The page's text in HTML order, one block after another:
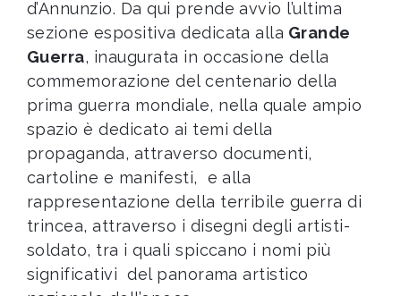
d’Annunzio. Da qui prende avvio l’ultima
sezione espositiva dedicata alla Grande
Guerra, inaugurata in occasione della
commemorazione del centenario della
prima guerra mondiale, nella quale ampio
spazio è dedicato ai temi della
propaganda, attraverso documenti,
cartoline e manifesti, e alla
rappresentazione della terribile guerra di
trincea, attraverso i disegni degli artisti-
soldato, tra i quali spiccano i nomi più
significativi del panorama artistico